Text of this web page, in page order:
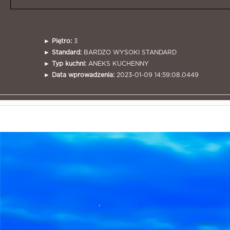
► Piętro: 3
► Standard: BARDZO WYSOKI STANDARD
►
Typ kuchni: ANEKS KUCHENNY
►
Data wprowadzenia: 2023-01-09 14:59:08.0449